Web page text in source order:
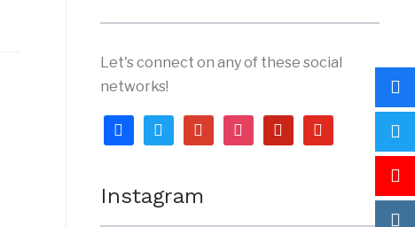
Let's connect on any of these social
networks!
facebooktwitter google instagrampinterestyoutube
Instagram